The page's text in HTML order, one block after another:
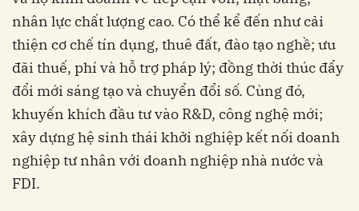
nhân lực chất lượng cao. Có thể kể đến như cải
thiện cơ chế tín dụng, thuê đất, đào tạo nghề; ưu
đãi thuế, phí và hỗ trợ pháp lý; đồng thời thúc đẩy
đổi mới sáng tạo và chuyển đổi số. Cùng đó,
khuyến khích đầu tư vào R&D, công nghệ mới;
xây dựng hệ sinh thái khởi nghiệp kết nối doanh
nghiệp tư nhân với doanh nghiệp nhà nước và
FDI.